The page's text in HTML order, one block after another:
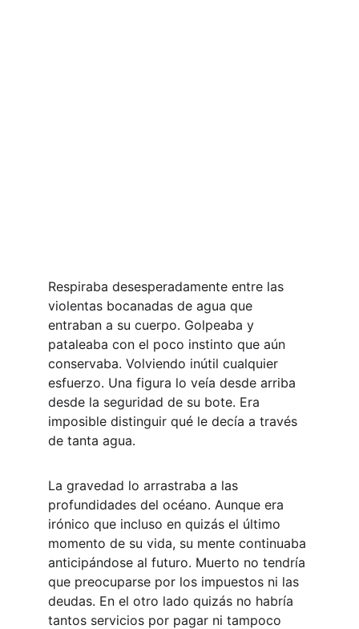
Respiraba desesperadamente entre las
violentas bocanadas de agua que
entraban a su cuerpo. Golpeaba y
pataleaba con el poco instinto que aún
conservaba. Volviendo inútil cualquier
esfuerzo. Una figura lo veía desde arriba
desde la seguridad de su bote. Era
imposible distinguir qué le decía a través
de tanta agua.
La gravedad lo arrastraba a las
profundidades del océano. Aunque era
irónico que incluso en quizás el último
momento de su vida, su mente continuaba
anticipándose al futuro. Muerto no tendría
que preocuparse por los impuestos ni las
deudas. En el otro lado quizás no habría
tantos servicios por pagar ni tampoco